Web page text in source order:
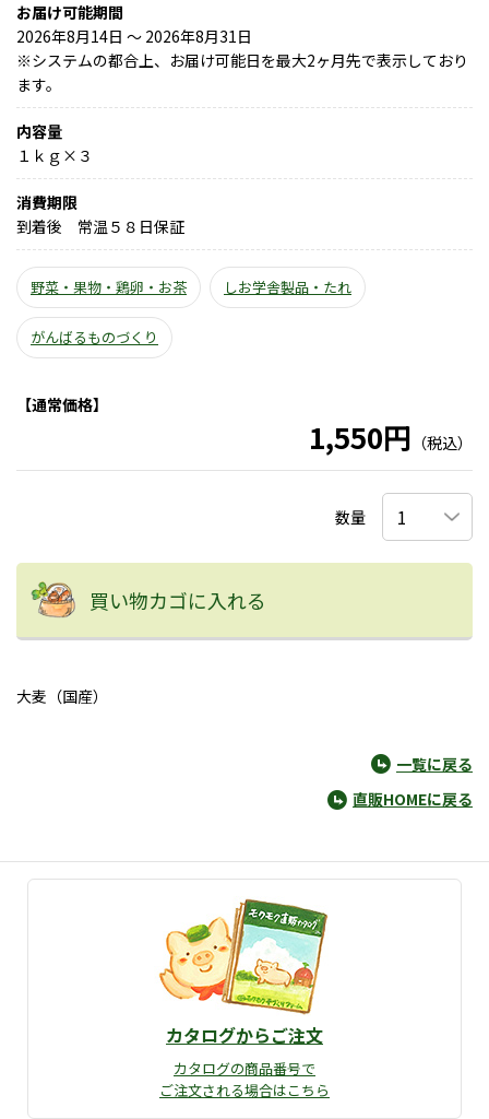
お届け可能期間
2026年8月14日 ～ 2026年8月31日
※システムの都合上、お届け可能日を最大2ヶ月先で表示しており
ます。
内容量
１ｋｇ×３
消費期限
到着後 常温５８日保証
野菜・果物・鶏卵・お茶 しお学舎製品・たれ
がんばるものづくり
【通常価格】
1,550円 （税込）
数量
買い物カゴに入れる
大麦（国産）
一覧に戻る
直販HOMEに戻る
カタログからご注文
カタログの商品番号で
ご注文される場合はこちら